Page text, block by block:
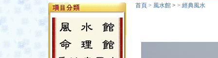
首頁 > 風水館 > > 經典風水